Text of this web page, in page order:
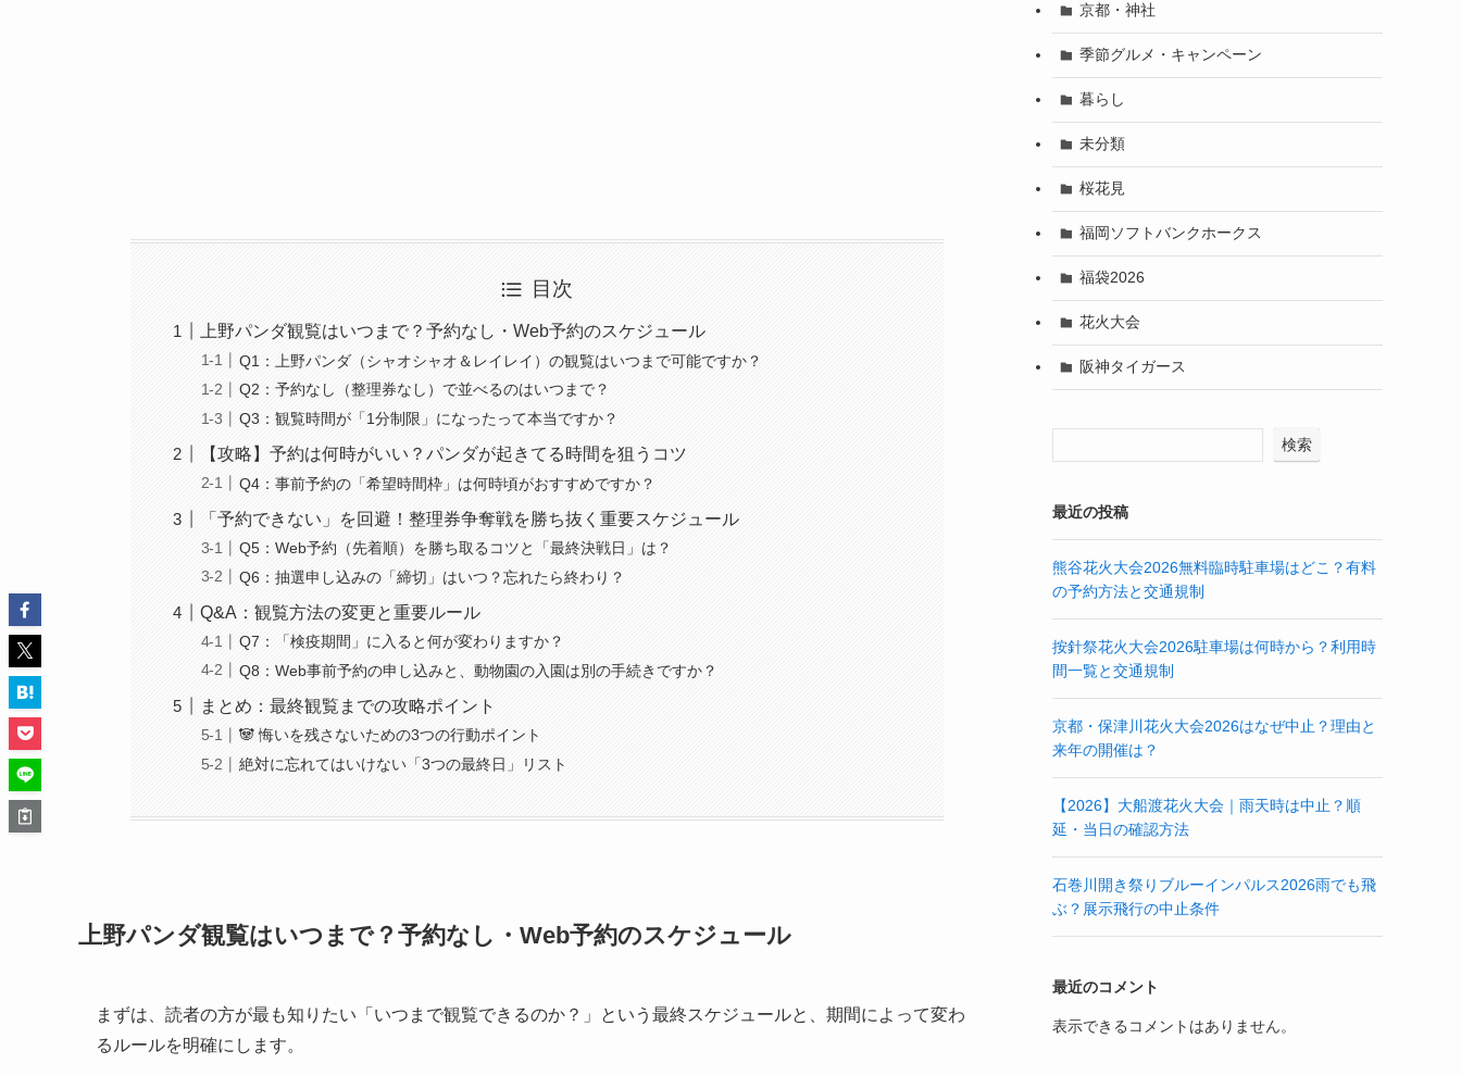
目次
上野パンダ観覧はいつまで？予約なし・Web予約のスケジュール
Q1：上野パンダ（シャオシャオ＆レイレイ）の観覧はいつまで可能ですか？
Q2：予約なし（整理券なし）で並べるのはいつまで？
Q3：観覧時間が「1分制限」になったって本当ですか？
【攻略】予約は何時がいい？パンダが起きてる時間を狙うコツ
Q4：事前予約の「希望時間枠」は何時頃がおすすめですか？
「予約できない」を回避！整理券争奪戦を勝ち抜く重要スケジュール
Q5：Web予約（先着順）を勝ち取るコツと「最終決戦日」は？
Q6：抽選申し込みの「締切」はいつ？忘れたら終わり？
Q&A：観覧方法の変更と重要ルール
Q7：「検疫期間」に入ると何が変わりますか？
Q8：Web事前予約の申し込みと、動物園の入園は別の手続きですか？
まとめ：最終観覧までの攻略ポイント
🐼 悔いを残さないための3つの行動ポイント
絶対に忘れてはいけない「3つの最終日」リスト
上野パンダ観覧はいつまで？予約なし・Web予約のスケジュール
まずは、読者の方が最も知りたい「いつまで観覧できるのか？」という最終スケジュールと、期間によって変わ
るルールを明確にします。
京都・神社
季節グルメ・キャンペーン
暮らし
未分類
桜花見
福岡ソフトバンクホークス
福袋2026
花火大会
阪神タイガース
検索
最近の投稿
熊谷花火大会2026無料臨時駐車場はどこ？有料
の予約方法と交通規制
按針祭花火大会2026駐車場は何時から？利用時
間一覧と交通規制
京都・保津川花火大会2026はなぜ中止？理由と
来年の開催は？
【2026】大船渡花火大会｜雨天時は中止？順
延・当日の確認方法
石巻川開き祭りブルーインパルス2026雨でも飛
ぶ？展示飛行の中止条件
最近のコメント
表示できるコメントはありません。